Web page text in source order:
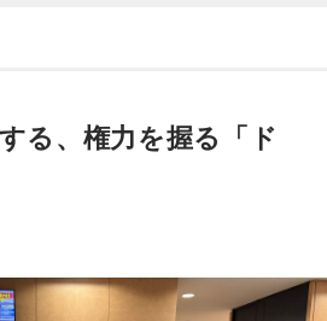
いい遥香先生も、かっこいい遥香
できて、大満足のライブでした！
ていた『551蓬莱』のCMのモノマ
昔から観ていたので、とても楽し
けて最後まで駆け抜けてくださ
す！」（兵庫県 20歳）
る、権力を握る「ド